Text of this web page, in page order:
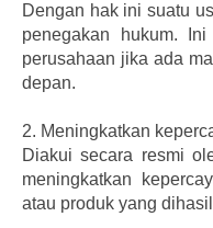
Dengan hak ini suatu
penegakan hukum.
perusahaan jika ada
depan.
2. Meningkatkan
Diakui secara resmi
meningkatkan
atau produk yang